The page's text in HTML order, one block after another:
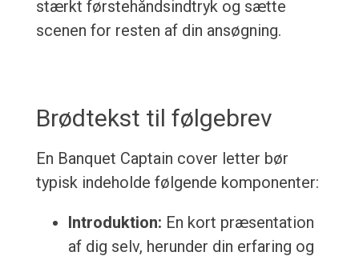
stærkt førstehåndsindtryk og sætte
scenen for resten af din ansøgning.
Brødtekst til følgebrev
En Banquet Captain cover letter bør
typisk indeholde følgende komponenter:
Introduktion: En kort præsentation
af dig selv, herunder din erfaring og